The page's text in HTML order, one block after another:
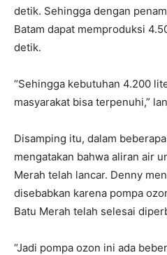
detik. Sehingga dengan
Batam dapat memproduksi
detik.
“Sehingga kebutuhan 4.200
masyarakat bisa terpenuhi,”
Disamping itu, dalam
mengatakan bahwa aliran air
Merah telah lancar. Denny
disebabkan karena pompa
Batu Merah telah selesai
“Jadi pompa ozon ini ada